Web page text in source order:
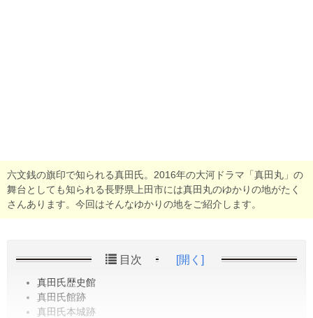
六文銭の旗印で知られる真田氏。2016年の大河ドラマ「真田丸」の
舞台としても知られる長野県上田市には真田丸のゆかりの地がたく
さんあります。今回はそんなゆかりの地をご紹介します。
目次 [開く]
真田氏歴史館
真田氏館跡
真田氏本城跡